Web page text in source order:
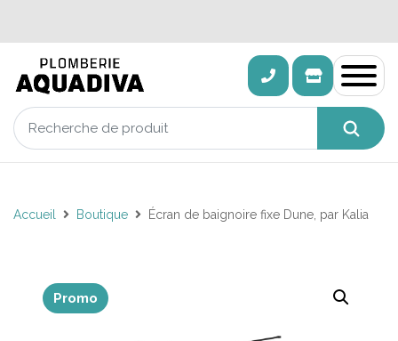
Accueil Boutique Écran de baignoire fixe Dune, par Kalia
Promo